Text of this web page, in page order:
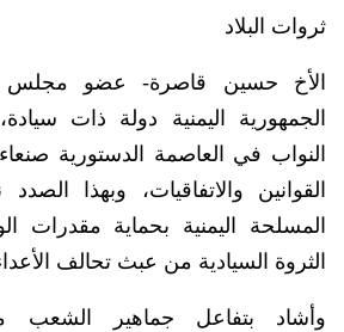
ثروات البلاد
الأخ حسين قاصرة- عضو مجلس
الجمهورية اليمنية دولة ذات
النواب في العاصمة الدستورية
القوانين والاتفاقيات، وبهذا
المسلحة اليمنية بحماية مقدرات
الثروة السيادية من عبث تحالف
وأشاد بتفاعل جماهير الشعب مع